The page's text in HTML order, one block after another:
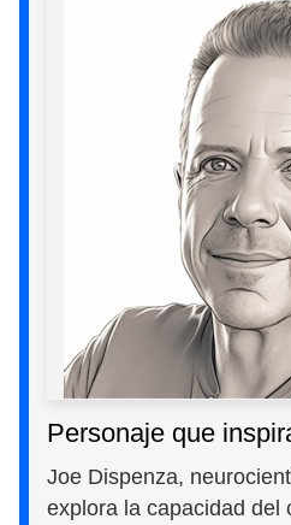
Personaje que
Joe Dispenza,
explora la capacidad del